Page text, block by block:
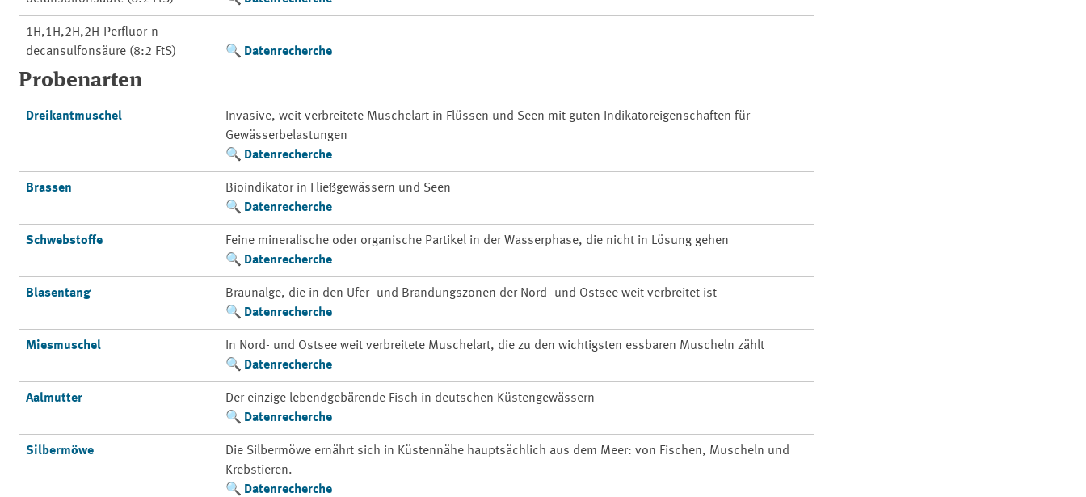
1H,1H,2H,2H-Perfluor-n-
decansulfonsäure (8:2 FtS)
Datenrecherche
Probenarten
Dreikantmuschel
Invasive, weit verbreitete Muschelart in Flüssen und Seen mit guten Indikatoreigenschaften für
Gewässerbelastungen
Datenrecherche
Brassen
Bioindikator in Fließgewässern und Seen
Datenrecherche
Schwebstoffe
Feine mineralische oder organische Partikel in der Wasserphase, die nicht in Lösung gehen
Datenrecherche
Blasentang
Braunalge, die in den Ufer- und Brandungszonen der Nord- und Ostsee weit verbreitet ist
Datenrecherche
Miesmuschel
In Nord- und Ostsee weit verbreitete Muschelart, die zu den wichtigsten essbaren Muscheln zählt
Datenrecherche
Aalmutter
Der einzige lebendgebärende Fisch in deutschen Küstengewässern
Datenrecherche
Silbermöwe
Die Silbermöwe ernährt sich in Küstennähe hauptsächlich aus dem Meer: von Fischen, Muscheln und
Krebstieren.
Datenrecherche